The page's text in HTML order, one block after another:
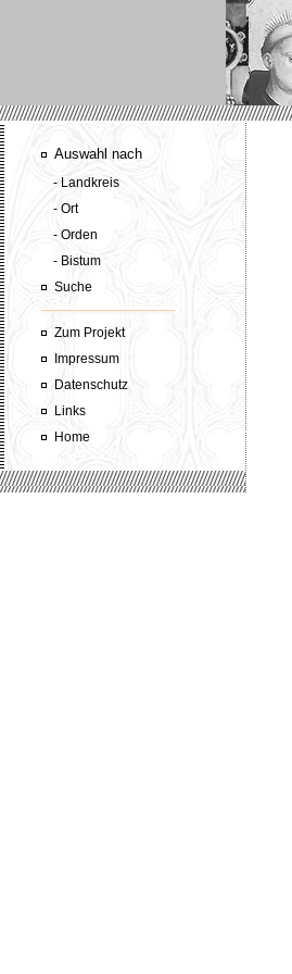
Auswahl nach
- Landkreis
- Ort
- Orden
- Bistum
Suche
Zum Projekt
Impressum
Datenschutz
Links
Home